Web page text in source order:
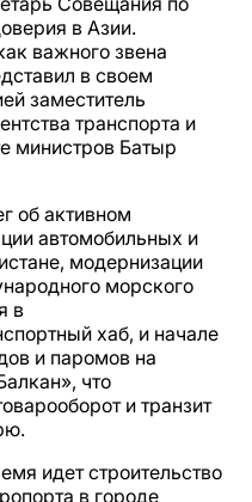
в Азии.
важного звена
в своем
заместитель
транспорта и
министров Батыр
об активном
автомобильных и
модернизации
морского
в
хаб, и начале
и паромов на
что
и транзит
идет строительство
в городе